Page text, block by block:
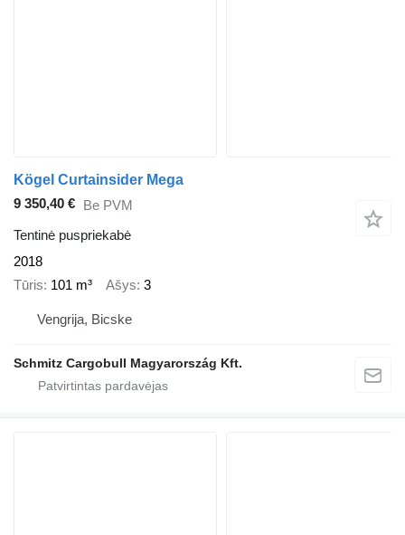
Kögel Curtainsider Mega
9 350,40 € Be PVM
Tentinė puspriekabė
2018
Tūris 101 m³ Ašys 3
Vengrija, Bicske
Schmitz Cargobull Magyarország Kft.